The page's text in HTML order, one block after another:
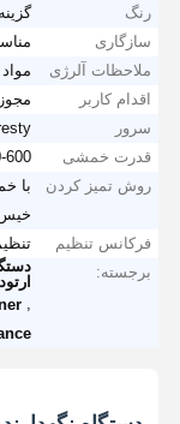
رنگ
سازگاری
ملاحظات آلرژی
اقدام کاربر
سرور
قدرت خمشی
MPa
روش تمیز کردن
با
خیس
فرکانس تنظیم
برجسته:
,